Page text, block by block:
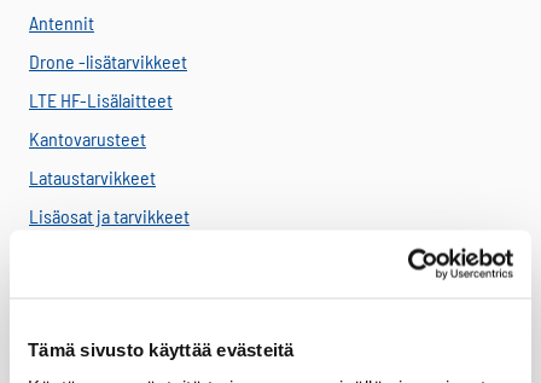
Tämä sivusto käyttää evästeitä
Antennit
Drone -lisätarvikkeet
LTE HF-Lisälaitteet
Kantovarusteet
Lataustarvikkeet
Lisäosat ja tarvikkeet